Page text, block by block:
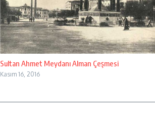
Sultan Ahmet Meydanı Alman Çeşmesi
Kasım 16, 2016